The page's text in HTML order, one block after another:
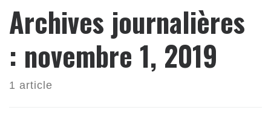
Archives journalières
: novembre 1, 2019
1 article